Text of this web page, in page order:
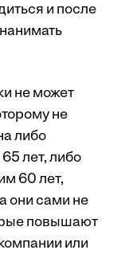
и после
не может
не
либо
лет, либо
60 лет,
они сами не
повышают
или